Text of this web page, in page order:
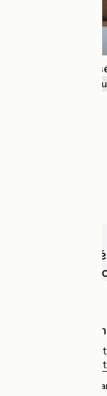
Maison des
Musées et sites
Choisissez,
vélo avec
Qui sommes-
L'association
guide officiel